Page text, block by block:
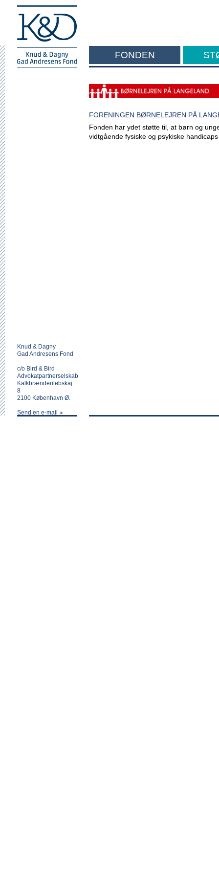
FONDEN
FORENINGEN BØRNELEJREN PÅ
Fonden har ydet støtte til, at børn og
vidtgående fysiske og psykiske
Knud & Dagny
Gad Andresens Fond
c/o Bird & Bird
Advokatpartnerselskab
Kalkbrænderiløbskaj
8
2100 København Ø.
Send en e-mail